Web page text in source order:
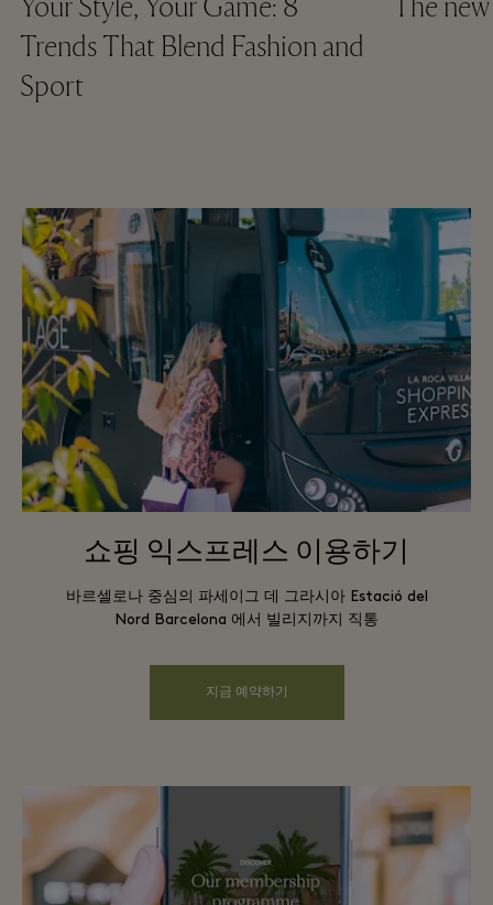
Your Style, Your Game: 8
Trends That Blend Fashion and
Sport
The
쇼핑 익스프레스 이용하기
바르셀로나 중심의 파세이그 데 그라시아 Estació del
Nord Barcelona 에서 빌리지까지 직통
지금 예약하기